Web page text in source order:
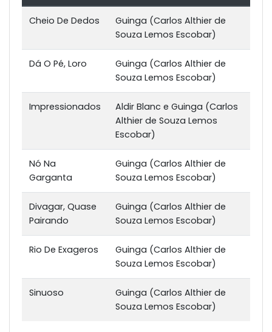
Cheio De Dedos
Guinga (Carlos Althier de
Souza Lemos Escobar)
Dá O Pé, Loro
Guinga (Carlos Althier de
Souza Lemos Escobar)
Impressionados
Aldir Blanc e Guinga (Carlos
Althier de Souza Lemos
Escobar)
Nó Na
Garganta
Guinga (Carlos Althier de
Souza Lemos Escobar)
Divagar, Quase
Pairando
Guinga (Carlos Althier de
Souza Lemos Escobar)
Rio De Exageros
Guinga (Carlos Althier de
Souza Lemos Escobar)
Sinuoso
Guinga (Carlos Althier de
Souza Lemos Escobar)